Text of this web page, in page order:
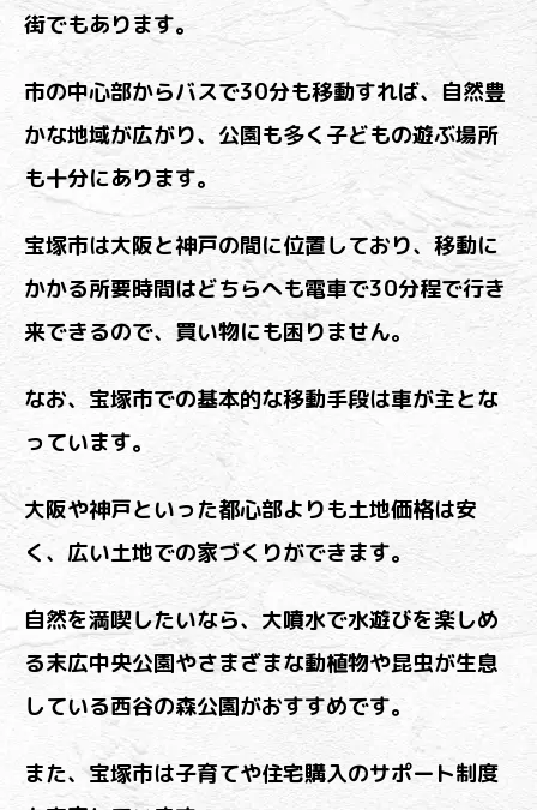
街でもあります。
市の中心部からバスで30分も移動すれば、自然豊
かな地域が広がり、公園も多く子どもの遊ぶ場所
も十分にあります。
宝塚市は大阪と神戸の間に位置しており、移動に
かかる所要時間はどちらへも電車で30分程で行き
来できるので、買い物にも困りません。
なお、宝塚市での基本的な移動手段は車が主とな
っています。
大阪や神戸といった都心部よりも土地価格は安
く、広い土地での家づくりができます。
自然を満喫したいなら、大噴水で水遊びを楽しめ
る末広中央公園やさまざまな動植物や昆虫が生息
している西谷の森公園がおすすめです。
また、宝塚市は子育てや住宅購入のサポート制度